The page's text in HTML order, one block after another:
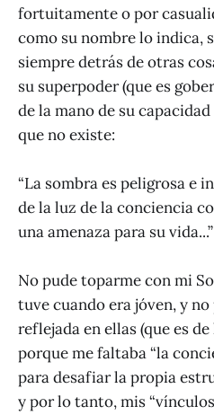
fortuitamente o por
como su nombre lo indica,
siempre detrás de otras
su superpoder (que es
de la mano de su
que no existe:
“La sombra es peligrosa e
de la luz de la conciencia
una amenaza para su
No pude toparme con mi
tuve cuando era jóven, y
reflejada en ellas (que es
porque me faltaba “la
para desafiar la propia
y por lo tanto, mis